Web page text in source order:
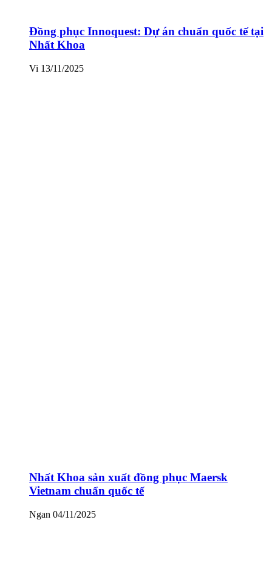
Đồng phục Innoquest: Dự án chuẩn quốc tế tại
Nhất Khoa
Vi 13/11/2025
Nhất Khoa sản xuất đồng phục Maersk
Vietnam chuẩn quốc tế
Ngan 04/11/2025